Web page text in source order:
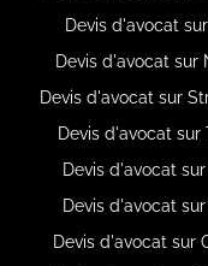
Devis d'avocat
Devis d'avocat sur
Devis d'avocat sur
Devis d'avocat
Devis d'avocat
Devis d'avocat
Devis d'avocat sur